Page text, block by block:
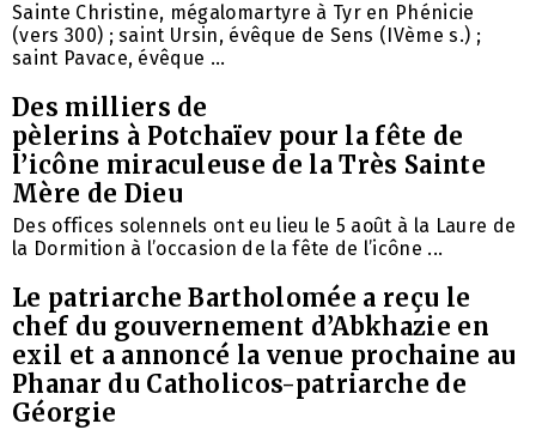
Sainte Christine, mégalomartyre à Tyr en Phénicie
(vers 300) ; saint Ursin, évêque de Sens (IVème s.) ;
saint Pavace, évêque ...
Des milliers de
pèlerins à Potchaïev pour la fête de
l’icône miraculeuse de la Très Sainte
Mère de Dieu
Des offices solennels ont eu lieu le 5 août à la Laure de
la Dormition à l’occasion de la fête de l’icône ...
Le patriarche Bartholomée a reçu le
chef du gouvernement d’Abkhazie en
exil et a annoncé la venue prochaine au
Phanar du Catholicos-patriarche de
Géorgie